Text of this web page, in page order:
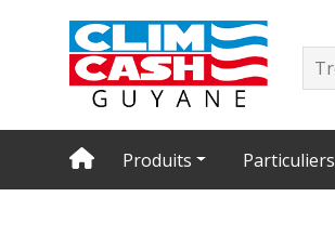
Produits Particuliers